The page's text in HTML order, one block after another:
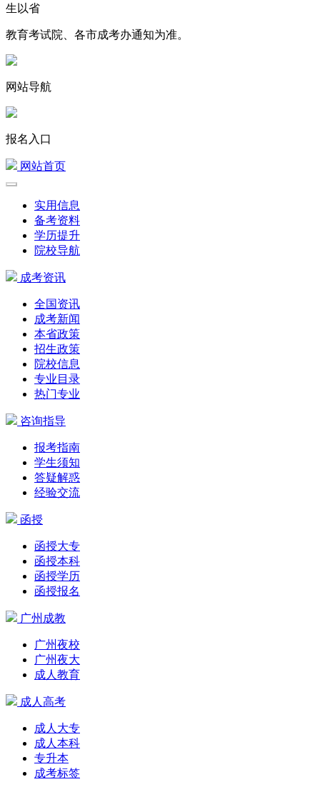
生以省
教育考试院、各市成考办通知为准。
网站导航
报名入口
网站首页
实用信息
备考资料
学历提升
院校导航
成考资讯
全国资讯
成考新闻
本省政策
招生政策
院校信息
专业目录
热门专业
咨询指导
报考指南
学生须知
答疑解惑
经验交流
函授
函授大专
函授本科
函授学历
函授报名
广州成教
广州夜校
广州夜大
成人教育
成人高考
成人大专
成人本科
专升本
成考标签